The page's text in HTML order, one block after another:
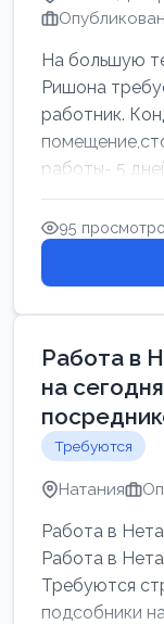
На большую
Ришона
работник.
работы- 5
17:00.Высокая
95
Работа в
на
Требуются
Натания
Работа в
Работа в
Требуются
подсобники